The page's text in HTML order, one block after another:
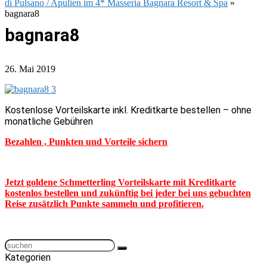
di Pulsano / Apulien im 4* Masseria Bagnara Resort & Spa »
bagnara8
bagnara8
26. Mai 2019
Kostenlose Vorteilskarte inkl. Kreditkarte bestellen – ohne
monatliche Gebühren
Bezahlen , Punkten und Vorteile sichern
Jetzt goldene Schmetterling Vorteilskarte mit Kreditkarte
kostenlos bestellen und zukünftig bei jeder bei uns gebuchten
Reise zusätzlich Punkte sammeln und profitieren.
Kategorien